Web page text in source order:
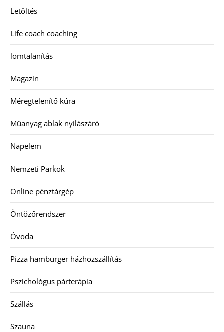
Letöltés
Life coach coaching
lomtalanítás
Magazin
Méregtelenítő kúra
Műanyag ablak nyílászáró
Napelem
Nemzeti Parkok
Online pénztárgép
Öntözőrendszer
Óvoda
Pizza hamburger házhozszállítás
Pszichológus párterápia
Szállás
Szauna